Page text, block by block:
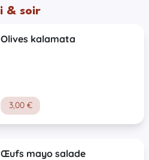
& soir
Olives kalamata
3,00 €
Œufs mayo salade